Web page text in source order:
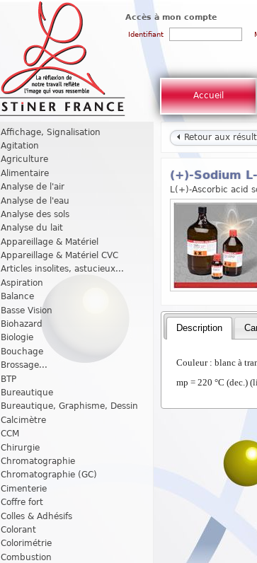
Accès à mon compte
Identifiant
Accueil
Affichage, Signalisation
Agitation
Agriculture
Alimentaire
Analyse de l'air
Analyse de l'eau
Analyse des sols
Analyse du lait
Appareillage & Matériel
Appareillage & Matériel CVC
Articles insolites, astucieux...
Aspiration
Balance
Basse Vision
Biohazard
Biologie
Bouchage
Brossage...
BTP
Bureautique
Bureautique, Graphisme, Dessin
Calcimètre
CCM
Chirurgie
Chromatographie
Chromatographie (GC)
Cimenterie
Coffre fort
Colles & Adhésifs
Colorant
Colorimétrie
Combustion
Retour aux
(+)-Sodium
L(+)-Ascorbic acid
Description
Couleur : blanc à
mp = 220 °C (dec.)